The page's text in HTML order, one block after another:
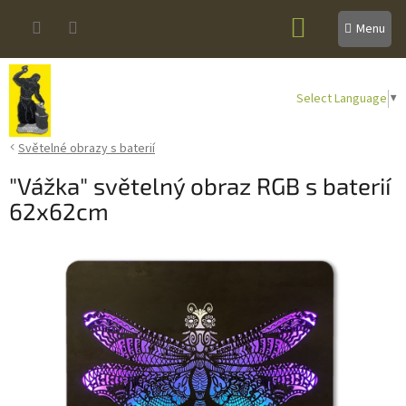
Select Language ▼
NÁKUPNÍ
KOŠÍK
Světelné obrazy s baterií
"Vážka" světelný obraz RGB s baterií
62x62cm